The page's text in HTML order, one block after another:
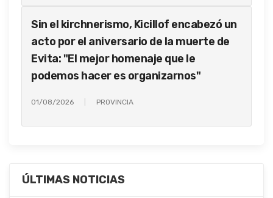
Sin el kirchnerismo, Kicillof encabezó un
acto por el aniversario de la muerte de
Evita: "El mejor homenaje que le
podemos hacer es organizarnos"
01/08/2026 PROVINCIA
ÚLTIMAS NOTICIAS